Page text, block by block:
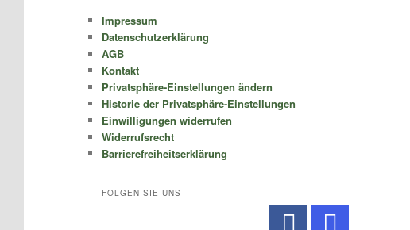
Impressum
Datenschutzerklärung
AGB
Kontakt
Privatsphäre-Einstellungen ändern
Historie der Privatsphäre-Einstellungen
Einwilligungen widerrufen
Widerrufsrecht
Barrierefreiheitserklärung
FOLGEN SIE UNS